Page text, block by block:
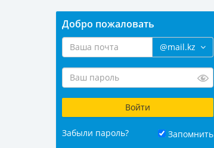
Добро пожаловать
@mail.kz
Забыли пароль? Запомнить